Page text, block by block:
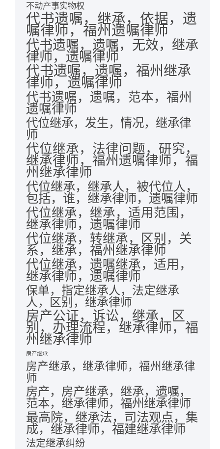
不动产事实物权
代书遗嘱，继承，依据，遗
嘱律师，福州遗嘱律师
代书遗嘱，遗嘱，无效，继承
律师，遗嘱律师
代书遗嘱，遗嘱，福州继承
律师，遗嘱律师
代书遗嘱，遗嘱，范本，福州
遗嘱律师
代位继承，发生，情况，继承律
师
代位继承，法律问题，研究，
继承律师，福州遗嘱律师，福
州继承律师
代位继承，继承人，被代位人，
包括，谁，继承律师，遗嘱律师
代位继承，继承，适用范围，
继承律师，遗嘱律师
代位继承，转继承，区别，关
系，继承，福州继承律师
代位继承，遗嘱继承，适用，
继承律师，遗嘱律师
保单，指定继承人，法定继承
人，区别，继承律师
房产公证，诉讼，继承，区
别，办理流程，继承律师，福
州继承律师
房产继承
房产继承，继承律师，福州继承律
师
房产，房产继承，继承，遗嘱，
范本，继承律师，福州继承律师
最高院，继承法，司法观点，集
成，继承律师，福建继承律师
法定继承纠纷